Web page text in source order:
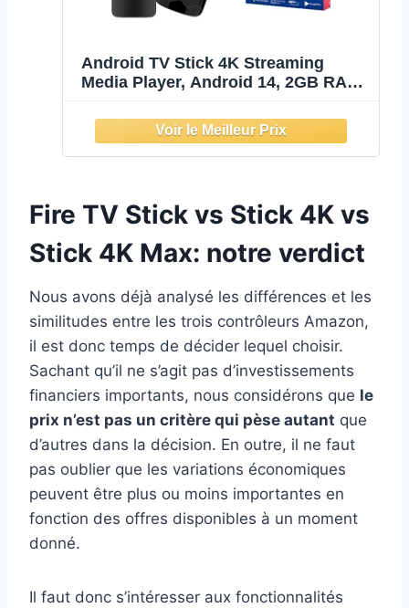
Android TV Stick 4K Streaming
Media Player, Android 14, 2GB RAM
6 & Bluetooth 5.4, USB 3.0,
4K@60Hz HDMI 2.0, for Home
Entertainment Live Sports
Fire TV Stick vs Stick 4K vs
Stick 4K Max: notre verdict
Nous avons déjà analysé les différences et les
similitudes entre les trois contrôleurs Amazon,
il est donc temps de décider lequel choisir.
Sachant qu’il ne s’agit pas d’investissements
financiers importants, nous considérons que le
prix n’est pas un critère qui pèse autant que
d’autres dans la décision. En outre, il ne faut
pas oublier que les variations économiques
peuvent être plus ou moins importantes en
fonction des offres disponibles à un moment
donné.
Il faut donc s’intéresser aux fonctionnalités